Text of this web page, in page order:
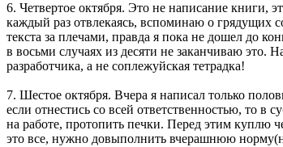
6. Четвертое октября. Это не написание книги,
каждый раз отвлекаясь, вспоминаю о грядущих
текста за плечами, правда я пока не дошел до
в восьми случаях из десяти не заканчиваю это.
разработчика, а не соплежуйская тетрадка!
7. Шестое октября. Вчера я написал только
если отнестись со всей ответственностью, то в
на работе, протопить печки. Перед этим куплю
это все, нужно довыполнить вчерашнюю